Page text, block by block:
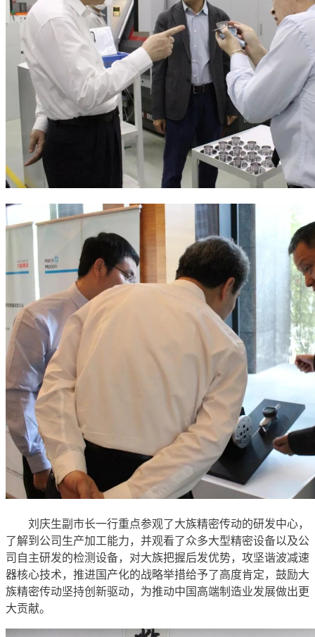
刘庆生副市长一行重点参观了大族精密传动的研发中心，
了解到公司生产加工能力，并观看了众多大型精密设备以及公
司自主研发的检测设备，对大族把握后发优势，攻坚谐波减速
器核心技术，推进国产化的战略举措给予了高度肯定，鼓励大
族精密传动坚持创新驱动，为推动中国高端制造业发展做出更
大贡献。